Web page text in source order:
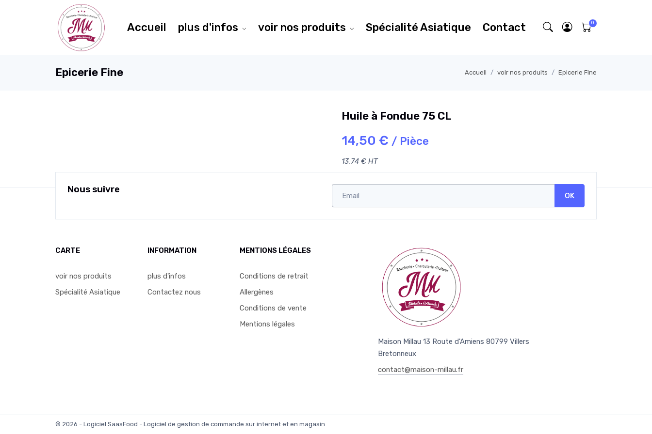
Accueil plus d'infos voir nos produits Spécialité Asiatique Contact
Epicerie Fine Accueil voir nos produits Epicerie Fine
Huile à Fondue 75 CL
14,50 € / Pièce
13,74 € HT
Nous suivre
OK
CARTE
voir nos produits
Spécialité Asiatique
INFORMATION
plus d'infos
Contactez nous
MENTIONS LÉGALES
Conditions de retrait
Allergènes
Conditions de vente
Mentions légales
Maison Millau 13 Route d'Amiens 80799 Villers
Bretonneux
contact@maison-millau.fr
© 2026 - Logiciel SaasFood - Logiciel de gestion de commande sur internet et en magasin